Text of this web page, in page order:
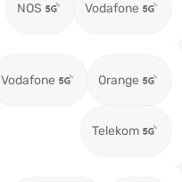
NOS Vodafone
Vodafone Orange
Telekom